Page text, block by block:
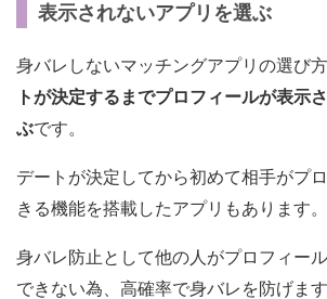
表示されないアプリを選ぶ
身バレしないマッチングアプリの選び方
トが決定するまでプロフィールが表示
ぶです。
デートが決定してから初めて相手がプ
きる機能を搭載したアプリもあります。
身バレ防止として他の人がプロフィー
できない為、高確率で身バレを防げます